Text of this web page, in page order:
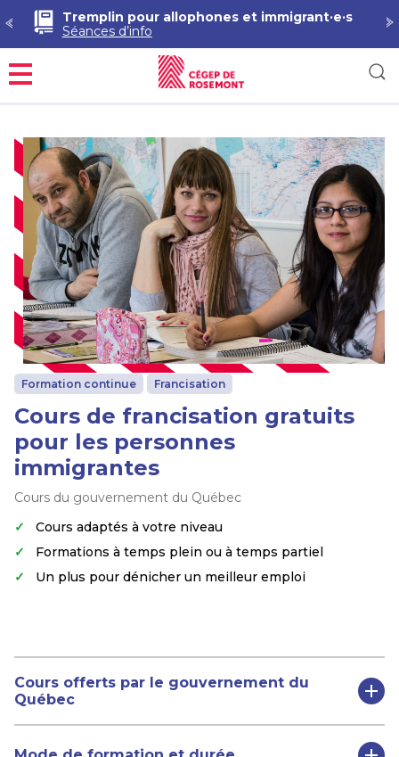
Tremplin pour allophones et immigrant·e·s
Séances d’info
Menu
Formation continue Francisation
Cours de francisation gratuits
pour les personnes
immigrantes
Cours du gouvernement du Québec
Cours adaptés à votre niveau
Formations à temps plein ou à temps partiel
Un plus pour dénicher un meilleur emploi
Cours offerts par le gouvernement du
Québec